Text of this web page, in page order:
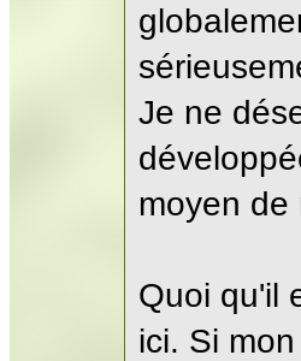
Je ne
moyen de
Quoi qu'il
ici. Si